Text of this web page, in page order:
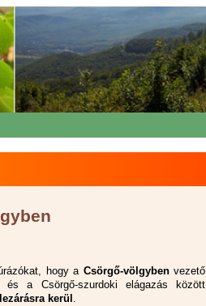
hogy a Csörgő-völgybenvezető
a Csörgő-szurdoki elágazás között
kerül .